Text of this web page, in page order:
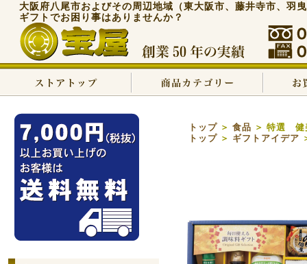
大阪府八尾市およびその周辺地域（東大阪市、藤井寺市、羽
ギフトでお困り事はありませんか？
トップ ＞ 食品 ＞ 特選 健
トップ ＞ ギフトアイデア